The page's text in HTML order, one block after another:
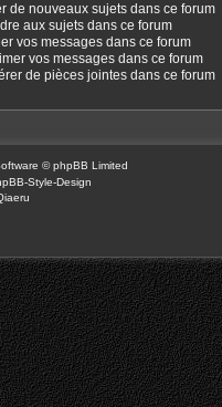
de nouveaux sujets dans ce forum
aux sujets dans ce forum
vos messages dans ce forum
vos messages dans ce forum
de pièces jointes dans ce forum
© phpBB Limited
Style-Design